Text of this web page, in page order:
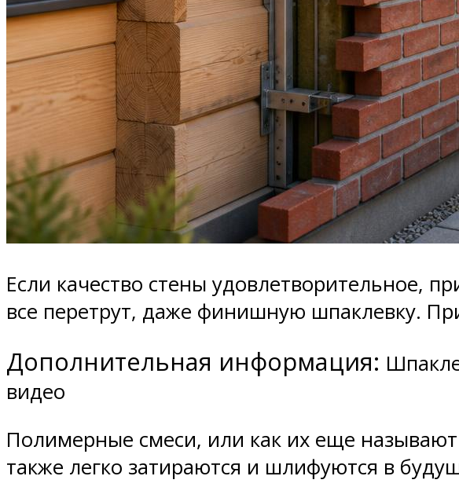
Если качество стены удовлетворительное,
все перетрут, даже финишную шпаклевку.
Дополнительная информация:
видео
Полимерные смеси, или как их еще называют
также легко затираются и шлифуются в